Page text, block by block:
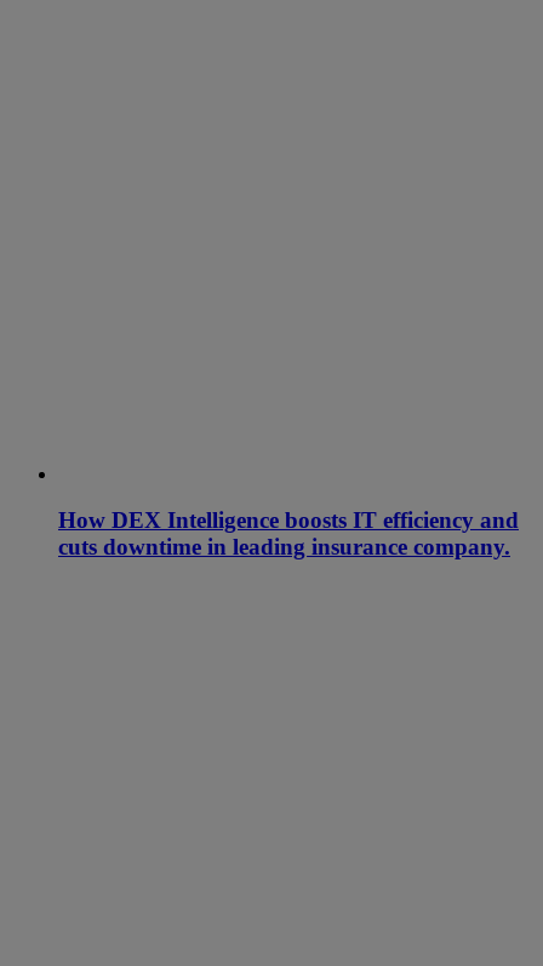
How DEX Intelligence boosts IT efficiency and
cuts downtime in leading insurance company.